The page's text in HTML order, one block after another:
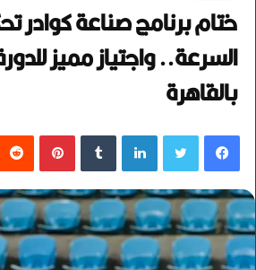
ختام برنامج صناعة كوادر
السرعة.. واجتياز مميز
بالقاهرة
فيسبوك لينكدإن بينتيريست